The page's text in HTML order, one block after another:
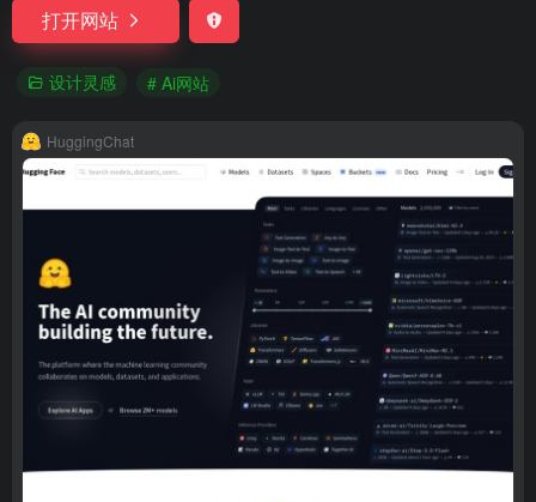
打开网站
设计灵感 # Ai网站
HuggingChat